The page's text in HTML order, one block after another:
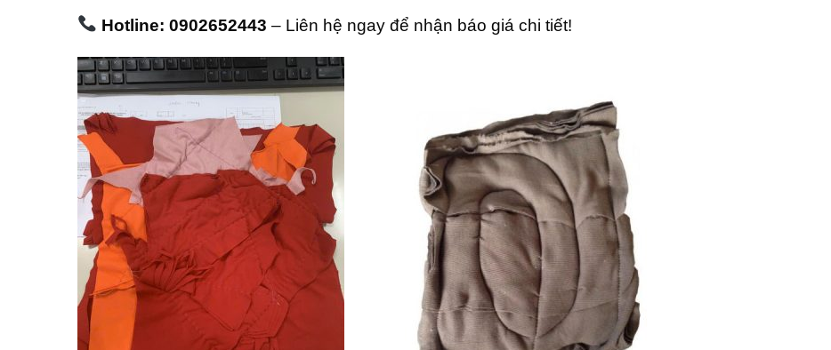
Hotline: 0902652443 – Liên hệ ngay để nhận báo giá chi tiết!